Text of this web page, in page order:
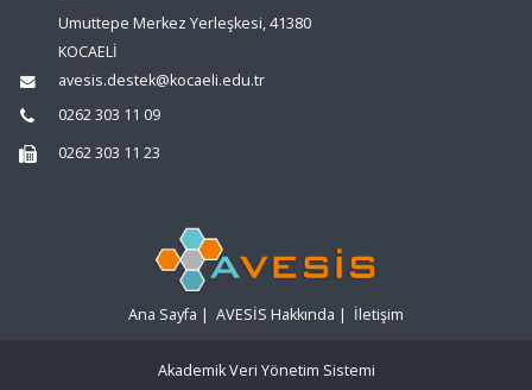
Umuttepe Merkez Yerleşkesi, 41380
KOCAELİ
avesis.destek@kocaeli.edu.tr
0262 303 11 09
0262 303 11 23
Ana Sayfa | AVESİS Hakkında | İletişim
Akademik Veri Yönetim Sistemi